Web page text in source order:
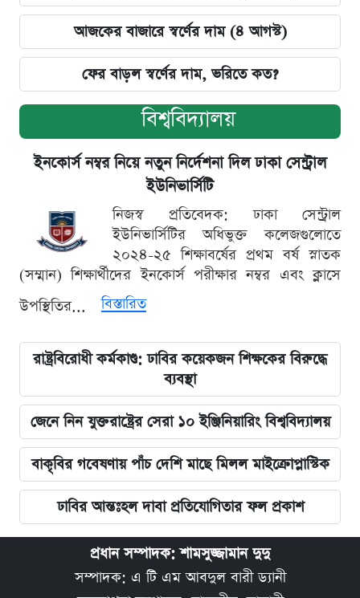
আজকের বাজারে স্বর্ণের দাম (৪ আগস্ট)
ফের বাড়ল স্বর্ণের দাম, ভরিতে কত?
বিশ্ববিদ্যালয়
ইনকোর্স নম্বর নিয়ে নতুন নির্দেশনা দিল ঢাকা সেন্ট্রাল
ইউনিভার্সিটি
নিজস্ব প্রতিবেদক: ঢাকা সেন্ট্রাল
ইউনিভার্সিটির অধিভুক্ত কলেজগুলোতে
২০২৪-২৫ শিক্ষাবর্ষের প্রথম বর্ষ স্নাতক
(সম্মান) শিক্ষার্থীদের ইনকোর্স পরীক্ষার নম্বর এবং ক্লাসে
উপস্থিতির...
বিস্তারিত
রাষ্ট্রবিরোধী কর্মকাণ্ড: ঢাবির কয়েকজন শিক্ষকের বিরুদ্ধে
ব্যবস্থা
জেনে নিন যুক্তরাষ্ট্রের সেরা ১০ ইঞ্জিনিয়ারিং বিশ্ববিদ্যালয়
বাকৃবির গবেষণায় পাঁচ দেশি মাছে মিলল মাইক্রোপ্লাস্টিক
ঢাবির আন্তঃহল দাবা প্রতিযোগিতার ফল প্রকাশ
প্রধান সম্পাদক: শামসুজ্জামান দুদু
সম্পাদক: এ টি এম আবদুল বারী ড্যানী